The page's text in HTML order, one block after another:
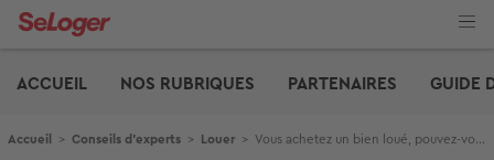
Aller
ACCUEIL
NOS RUBRIQUES PARTENAIRES GUIDE
Fil d'Ariane
Accueil > Conseils d'experts > Louer > Vous achetez un bien loué, pouvez-vous donner congé au locataire ?